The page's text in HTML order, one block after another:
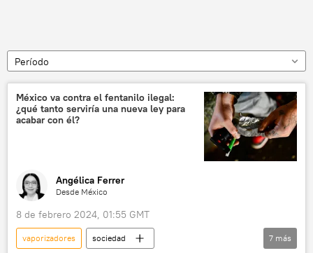
Período
México va contra el fentanilo ilegal:
¿qué tanto serviría una nueva ley para
acabar con él?
Angélica Ferrer
Desde México
8 de febrero 2024, 01:55 GMT
vaporizadores
sociedad
7 más